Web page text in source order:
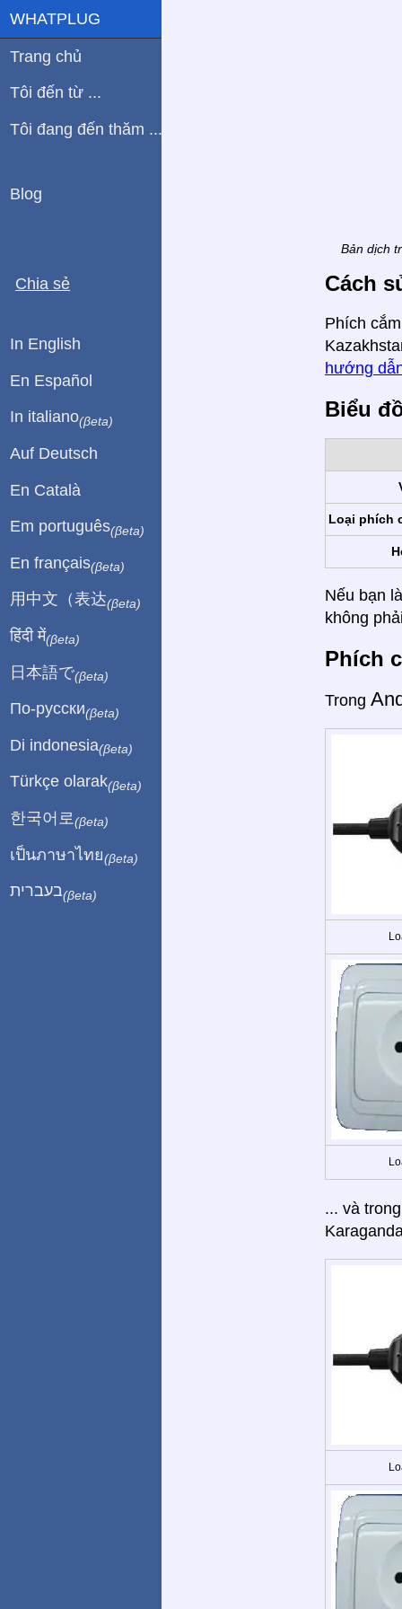
Bản dịch
Cách
Phích
hướng
Biểu
Loại phích
Nếu bạn
không
Phích
Trong
... và
WHATPLUG
Trang chủ
Tôi đến từ ...
Tôi đang đến thăm ...
Blog
Chia sẻ
In English
En Español
In italiano(βeta)
Auf Deutsch
En Català
Em português(βeta)
En français(βeta)
用中文（表达(βeta)
हिंदी में(βeta)
日本語で(βeta)
По-русски(βeta)
Di indonesia(βeta)
Türkçe olarak(βeta)
한국어로 (βeta)
เป็นภาษาไทย(βeta)
בעברית(βeta)